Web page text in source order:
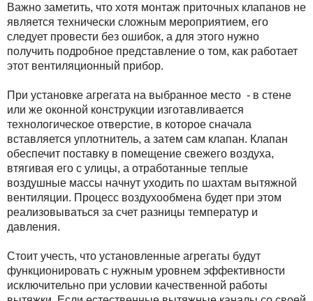
Важно заметить, что хотя монтаж приточных клапанов не
является технически сложным мероприятием, его
следует провести без ошибок, а для этого нужно
получить подробное представление о том, как работает
этот вентиляционный прибор.
При установке агрегата на выбранное место - в стене
или же оконной конструкции изготавливается
технологическое отверстие, в которое сначала
вставляется уплотнитель, а затем сам клапан. Клапан
обеспечит поставку в помещение свежего воздуха,
втягивая его с улицы, а отработанные теплые
воздушные массы начнут уходить по шахтам вытяжной
вентиляции. Процесс воздухообмена будет при этом
реализовываться за счет разницы температур и
давления.
Стоит учесть, что установленные агрегаты будут
функционировать с нужным уровнем эффективности
исключительно при условии качественной работы